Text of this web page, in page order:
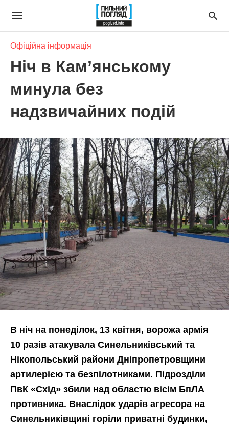
Офіційна інформація
Ніч в Кам’янському
минула без
надзвичайних подій
В ніч на понеділок, 13 квітня, ворожа армія
10 разів атакувала Синельниківський та
Нікопольський райони Дніпропетровщини
артилерією та безпілотниками. Підрозділи
ПвК «Схід» збили над областю вісім БпЛА
противника. Внаслідок ударів агресора на
Синельниківщині горіли приватні будинки,